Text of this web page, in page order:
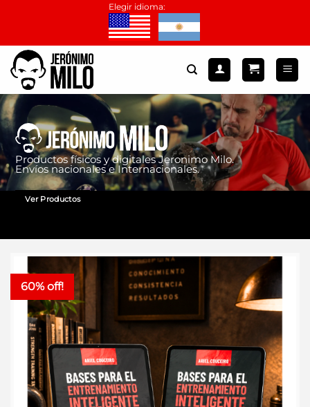
contenido
Elegir idioma:
Productos físicos y digitales Jeronimo Milo.
Envíos nacionales e Internacionales.
Ver Productos
60% off!